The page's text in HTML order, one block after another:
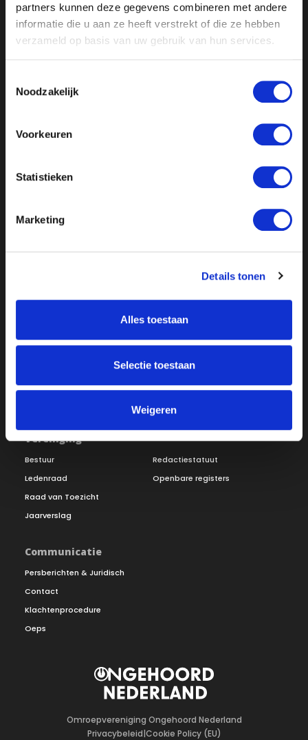
partners kunnen deze gegevens combineren met andere
informatie die u aan ze heeft verstrekt of die ze hebben
verzameld op basis van uw gebruik van hun services.
Noodzakelijk
Voorkeuren
Statistieken
Marketing
Details tonen
Alles toestaan
Selectie toestaan
Weigeren
Onze missie
Inloggen
Steunbetuigingen
Vacatures
Vereniging
Bestuur
Ledenraad
Raad van Toezicht
Jaarverslag
Redactiestatuut
Openbare registers
Communicatie
Persberichten & Juridisch
Contact
Klachtenprocedure
Oeps
Omroepvereniging Ongehoord Nederland
Privacybeleid|Cookie Policy (EU)